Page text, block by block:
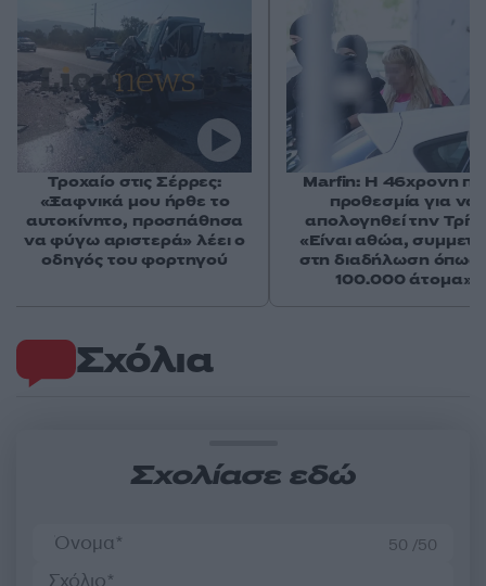
Σχόλια
Σχολίασε εδώ
50 /50
Τροχαίο στις Σέρρες:
«Ξαφνικά μου ήρθε το
αυτοκίνητο, προσπάθησα
να φύγω αριστερά» λέει ο
οδηγός του φορτηγού
Marfin: Η 46χρονη
προθεσμία για να
απολογηθεί την
«Είναι αθώα,
στη διαδήλωση όπως
100.000 άτομα»